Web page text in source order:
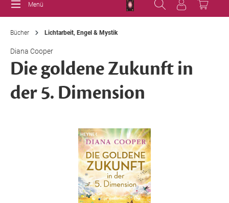
Menü
Bücher Lichtarbeit, Engel & Mystik
Diana Cooper
Die goldene Zukunft in
der 5. Dimension